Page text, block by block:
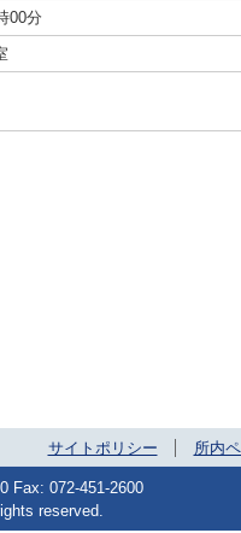
00分
サイトポリシー 所内
Fax: 072-451-2600
reserved.